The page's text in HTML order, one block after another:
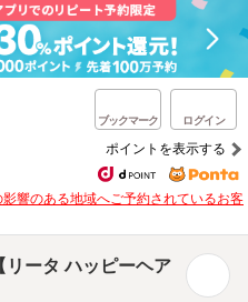
ブックマーク ログイン
ポイントを表示する
響のある地域へご予約されているお客
ータ ハッピーヘア